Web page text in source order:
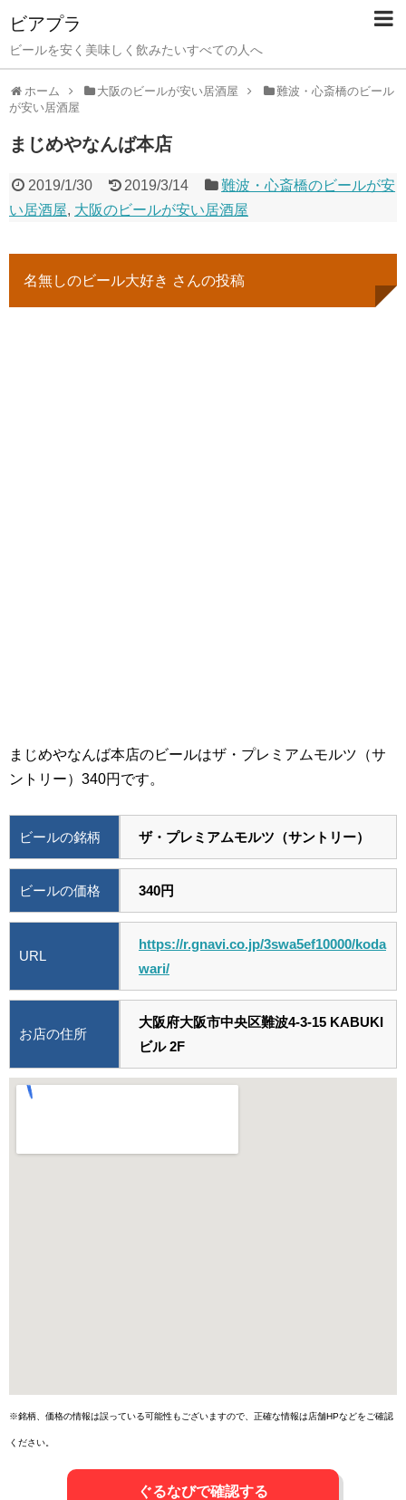
ビアプラ
ビールを安く美味しく飲みたいすべての人へ
ホーム 大阪のビールが安い居酒屋
難波・心斎橋のビール
が安い居酒屋
まじめやなんば本店
2019/1/30 2019/3/14
難波・心斎橋のビールが安
い居酒屋, 大阪のビールが安い居酒屋
名無しのビール大好き さんの投稿
まじめやなんば本店のビールはザ・プレミアムモルツ（サ
ントリー）340円です。
ビールの銘柄 ザ・プレミアムモルツ（サントリー）
ビールの価格 340円
URL
https://r.gnavi.co.jp/3swa5ef10000/koda
wari/
お店の住所
大阪府大阪市中央区難波4-3-15 KABUKI
ビル 2F
※銘柄、価格の情報は誤っている可能性もございますので、正確な情報は店舗HPなどをご確認
ください。
ぐるなびで確認する